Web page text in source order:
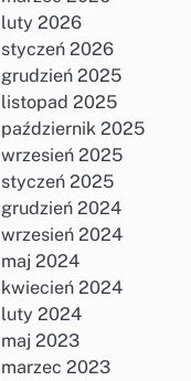
luty 2026
styczeń 2026
grudzień 2025
listopad 2025
październik 2025
wrzesień 2025
styczeń 2025
grudzień 2024
wrzesień 2024
maj 2024
kwiecień 2024
luty 2024
maj 2023
marzec 2023